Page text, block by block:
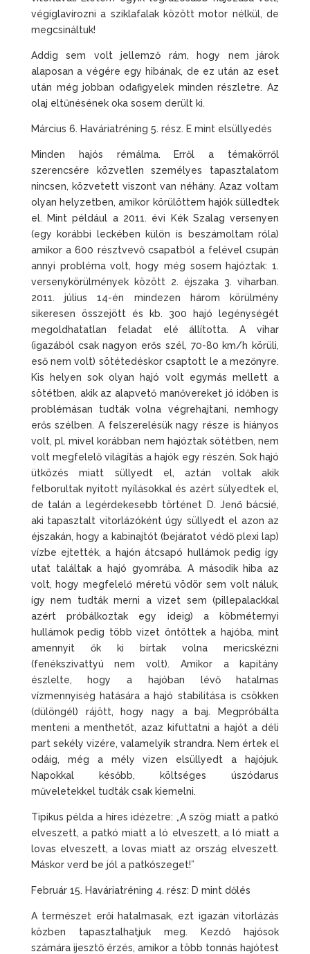
végiglavírozni a sziklafalak között motor nélkül, de
megcsináltuk!
Addig sem volt jellemző rám, hogy nem járok
alaposan a végére egy hibának, de ez után az eset
után még jobban odafigyelek minden részletre. Az
olaj eltűnésének oka sosem derült ki.
Március 6. Haváriatréning 5. rész. E mint elsüllyedés
Minden hajós rémálma. Erről a témakörről
szerencsére közvetlen személyes tapasztalatom
nincsen, közvetett viszont van néhány. Azaz voltam
olyan helyzetben, amikor körülöttem hajók sülledtek
el. Mint például a 2011. évi Kék Szalag versenyen
(egy korábbi leckében külön is beszámoltam róla)
amikor a 600 résztvevő csapatból a felével csupán
annyi probléma volt, hogy még sosem hajóztak: 1.
versenykörülmények között 2. éjszaka 3. viharban.
2011. július 14-én mindezen három körülmény
sikeresen összejött és kb. 300 hajó legénységét
megoldhatatlan feladat elé állította. A vihar
(igazából csak nagyon erős szél, 70-80 km/h körüli,
eső nem volt) sötétedéskor csaptott le a mezőnyre.
Kis helyen sok olyan hajó volt egymás mellett a
sötétben, akik az alapvető manővereket jó időben is
problémásan tudták volna végrehajtani, nemhogy
erős szélben. A felszerelésük nagy része is hiányos
volt, pl. mivel korábban nem hajóztak sötétben, nem
volt megfelelő világítás a hajók egy részén. Sok hajó
ütközés miatt süllyedt el, aztán voltak akik
felborultak nyitott nyílásokkal és azért sülyedtek el,
de talán a legérdekesebb történet D. Jenő bácsié,
aki tapasztalt vitorlázóként úgy süllyedt el azon az
éjszakán, hogy a kabinajtót (bejáratot védő plexi lap)
vízbe ejtették, a hajón átcsapó hullámok pedig így
utat találtak a hajó gyomrába. A második hiba az
volt, hogy megfelelő méretű vödör sem volt náluk,
így nem tudták merni a vizet sem (pillepalackkal
azért próbálkoztak egy ideig) a köbméternyi
hullámok pedig több vizet öntöttek a hajóba, mint
amennyit ők ki bírtak volna mericskézni
(fenékszivattyú nem volt). Amikor a kapitány
észlelte, hogy a hajóban lévő hatalmas
vízmennyiség hatására a hajó stabilitása is csökken
(dülöngél) rájött, hogy nagy a baj. Megpróbálta
menteni a menthetőt, azaz kifuttatni a hajót a déli
part sekély vizére, valamelyik strandra. Nem értek el
odáig, még a mély vizen elsüllyedt a hajójuk.
Napokkal később, költséges úszódarus
műveletekkel tudták csak kiemelni.
Tipikus példa a híres idézetre: „A szög miatt a patkó
elveszett, a patkó miatt a ló elveszett, a ló miatt a
lovas elveszett, a lovas miatt az ország elveszett.
Máskor verd be jól a patkószeget!”
Február 15. Haváriatréning 4. rész: D mint dőlés
A természet erői hatalmasak, ezt igazán vitorlázás
közben tapasztalhatjuk meg. Kezdő hajósok
számára ijesztő érzés, amikor a több tonnás hajótest